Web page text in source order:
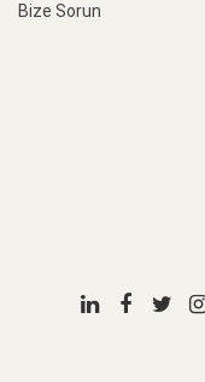
Bize Sorun